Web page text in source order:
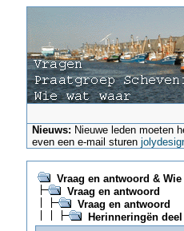
Nieuws: Nieuwe leden moeten
even een e-mail sturen
Vraag en antwoord & Wie
Vraag en antwoord
Vraag en antwoord
Herinneringën deel